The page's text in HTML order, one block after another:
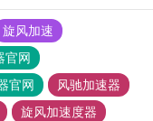
旋风加速
官网
官网
风驰加速器
旋风加速度器